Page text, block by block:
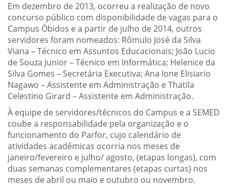
Em dezembro de 2013, ocorreu a realização de novo
concurso público com disponibilidade de vagas para o
Campus Óbidos e a partir de julho de 2014, outros
servidores foram nomeados: Rômulo José da Silva
Viana – Técnico em Assuntos Educacionais; João Lucio
de Souza Junior – Técnico em Informática; Helenice da
Silva Gomes – Secretária Executiva; Ana Ione Elisiario
Nagawo – Assistente em Administração e Thatila
Celestino Girard – Assistente em Administração.
À equipe de servidores/técnicos do Campus e a SEMED
coube a responsabilidade pela organização e o
funcionamento do Parfor, cujo calendário de
atividades acadêmicas ocorria nos meses de
janeiro/fevereiro e julho/ agosto, (etapas longas), com
duas semanas complementares (etapas curtas) nos
meses de abril ou maio e outubro ou novembro.